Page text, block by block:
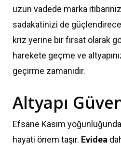
uzun vadede marka
sadakatinizi de
kriz yerine bir fırsat olarak
harekete geçme ve
geçirme zamanıdır.
Altyapı
Efsane Kasım yoğunluğunda
hayati önem taşır. Evidea